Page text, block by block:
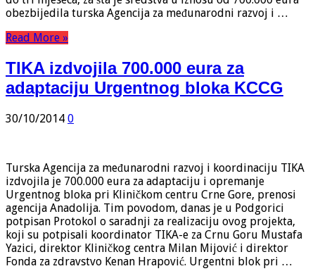
obezbijedila turska Agencija za međunarodni razvoj i …
Read More »
TIKA izdvojila 700.000 eura za
adaptaciju Urgentnog bloka KCCG
30/10/2014 0
Turska Agencija za međunarodni razvoj i koordinaciju TIKA
izdvojila je 700.000 eura za adaptaciju i opremanje
Urgentnog bloka pri Kliničkom centru Crne Gore, prenosi
agencija Anadolija. Tim povodom, danas je u Podgorici
potpisan Protokol o saradnji za realizaciju ovog projekta,
koji su potpisali koordinator TIKA-e za Crnu Goru Mustafa
Yazici, direktor Kliničkog centra Milan Mijović i direktor
Fonda za zdravstvo Kenan Hrapović. Urgentni blok pri …